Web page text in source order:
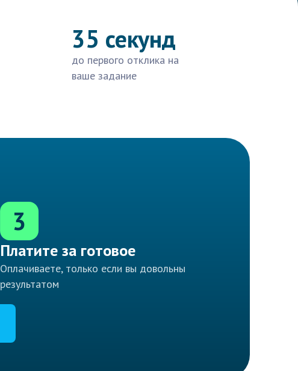
35 секунд
до первого отклика на
ваше задание
3
Платите за готовое
Оплачиваете, только если вы довольны
результатом